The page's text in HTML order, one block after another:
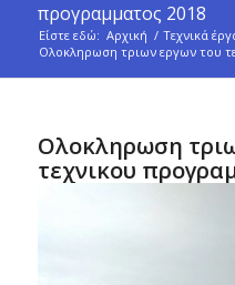
προγραμματος 2018
Είστε εδώ: Αρχική / Τεχνικά
Ολοκληρωση τριων εργων του
Ολοκληρωση
τεχνικου